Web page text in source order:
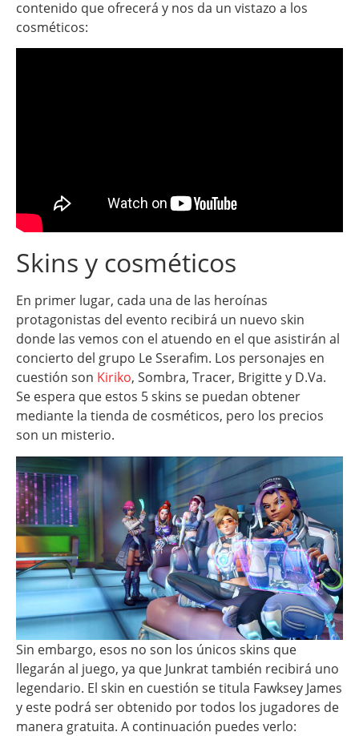
contenido que ofrecerá y nos da un vistazo a los
cosméticos:
Skins y cosméticos
En primer lugar, cada una de las heroínas
protagonistas del evento recibirá un nuevo skin
donde las vemos con el atuendo en el que asistirán al
concierto del grupo Le Sserafim. Los personajes en
cuestión son Kiriko, Sombra, Tracer, Brigitte y D.Va.
Se espera que estos 5 skins se puedan obtener
mediante la tienda de cosméticos, pero los precios
son un misterio.
Sin embargo, esos no son los únicos skins que
llegarán al juego, ya que Junkrat también recibirá uno
legendario. El skin en cuestión se titula Fawksey James
y este podrá ser obtenido por todos los jugadores de
manera gratuita. A continuación puedes verlo: